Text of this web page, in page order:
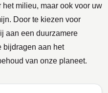
milieu, maar ook voor uw
Door te kiezen voor
aan een duurzamere
bijdragen aan het
van onze planeet.